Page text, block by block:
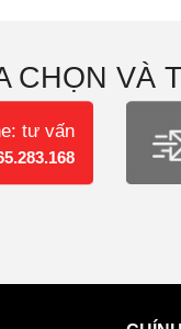
CHỌN VÀ
tư vấn